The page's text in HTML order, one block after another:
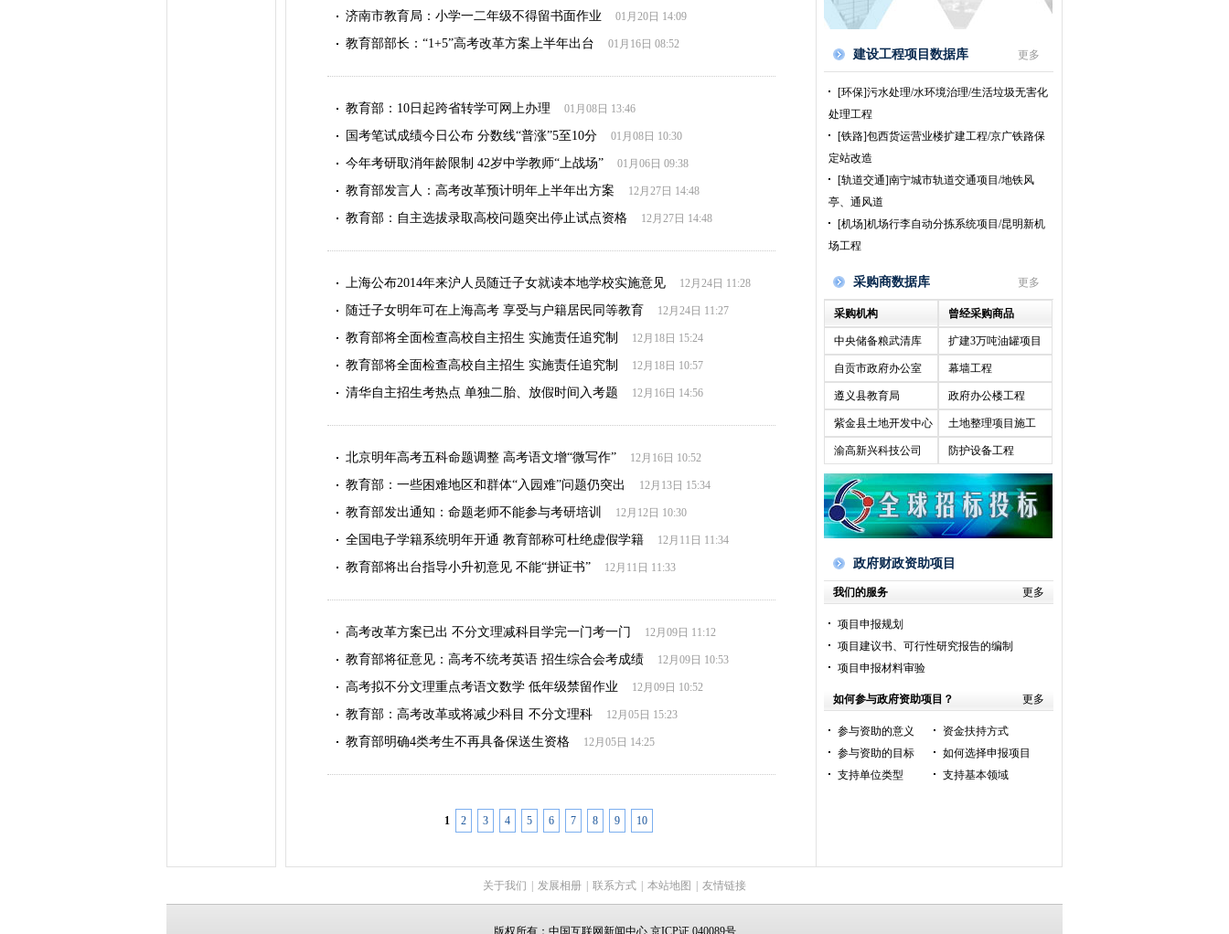
济南市教育局：小学一二年级不得留书面作业 01月20日 14:09
教育部部长：“1+5”高考改革方案上半年出台 01月16日 08:52
教育部：10日起跨省转学可网上办理 01月08日 13:46
国考笔试成绩今日公布 分数线“普涨”5至10分 01月08日 10:30
今年考研取消年龄限制 42岁中学教师“上战场” 01月06日 09:38
教育部发言人：高考改革预计明年上半年出方案 12月27日 14:48
教育部：自主选拔录取高校问题突出停止试点资格 12月27日 14:48
上海公布2014年来沪人员随迁子女就读本地学校实施意见 12月24日 11:28
随迁子女明年可在上海高考 享受与户籍居民同等教育 12月24日 11:27
教育部将全面检查高校自主招生 实施责任追究制 12月18日 15:24
教育部将全面检查高校自主招生 实施责任追究制 12月18日 10:57
清华自主招生考热点 单独二胎、放假时间入考题 12月16日 14:56
北京明年高考五科命题调整 高考语文增“微写作” 12月16日 10:52
教育部：一些困难地区和群体“入园难”问题仍突出 12月13日 15:34
教育部发出通知：命题老师不能参与考研培训 12月12日 10:30
全国电子学籍系统明年开通 教育部称可杜绝虚假学籍 12月11日 11:34
教育部将出台指导小升初意见 不能“拼证书” 12月11日 11:33
高考改革方案已出 不分文理减科目学完一门考一门 12月09日 11:12
教育部将征意见：高考不统考英语 招生综合会考成绩 12月09日 10:53
高考拟不分文理重点考语文数学 低年级禁留作业 12月09日 10:52
教育部：高考改革或将减少科目 不分文理科 12月05日 15:23
教育部明确4类考生不再具备保送生资格 12月05日 14:25
1 2 3 4 5 6 7 8 9 10